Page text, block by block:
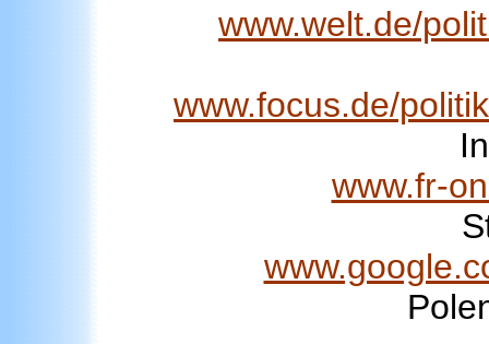
www.welt.de/
www.focus.de/
www.fr-